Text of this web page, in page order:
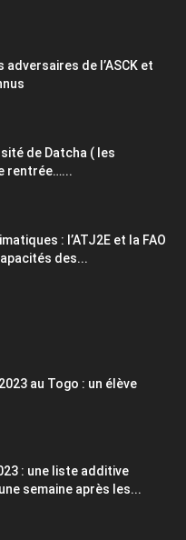
adversaires de l’ASCK et
de Datcha ( les
rentrée…...
: l’ATJ2E et la FAO
des...
au Togo : un élève
: une liste additive
semaine après les...